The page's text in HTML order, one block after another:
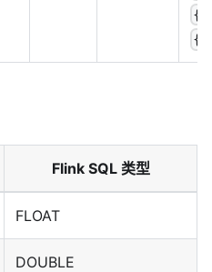
Flink SQL 类型
FLOAT
DOUBLE